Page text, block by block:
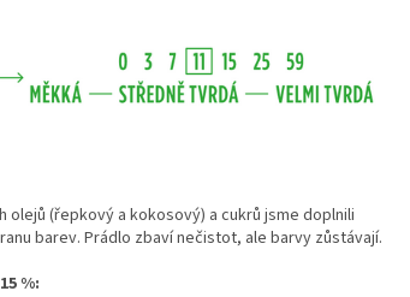
olejů (řepkový a kokosový) a cukrů jsme doplnili
barev. Prádlo zbaví nečistot, ale barvy zůstávají.
%: